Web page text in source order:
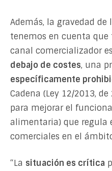
Además, la gravedad
tenemos en cuenta
canal comercializador
debajo de costes, una
específicamente
Cadena (Ley 12/2013,
para mejorar el
alimentaria) que regula
comerciales en el
“La situación es crítica